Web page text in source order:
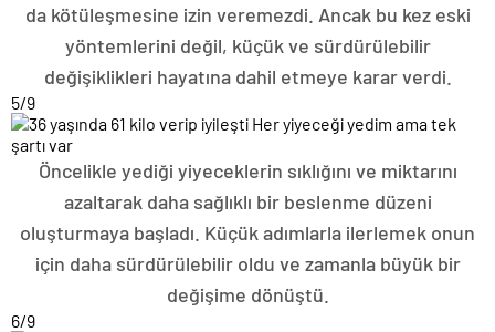
da kötüleşmesine izin veremezdi. Ancak bu kez eski
yöntemlerini değil, küçük ve sürdürülebilir
değişiklikleri hayatına dahil etmeye karar verdi.
5/9
Öncelikle yediği yiyeceklerin sıklığını ve miktarını
azaltarak daha sağlıklı bir beslenme düzeni
oluşturmaya başladı. Küçük adımlarla ilerlemek onun
için daha sürdürülebilir oldu ve zamanla büyük bir
değişime dönüştü.
6/9